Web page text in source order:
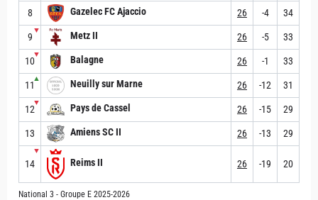
8 Gazelec FC Ajaccio 26 -4 34
9
▼ Metz II 26 -5 33
10
▼ Balagne 26 -1 33
11
▲ Neuilly sur Marne 26 -12 31
12
▼ Pays de Cassel 26 -15 29
13 Amiens SC II 26 -13 29
14
▼
Reims II 26 -19 20
National 3 - Groupe E 2025-2026